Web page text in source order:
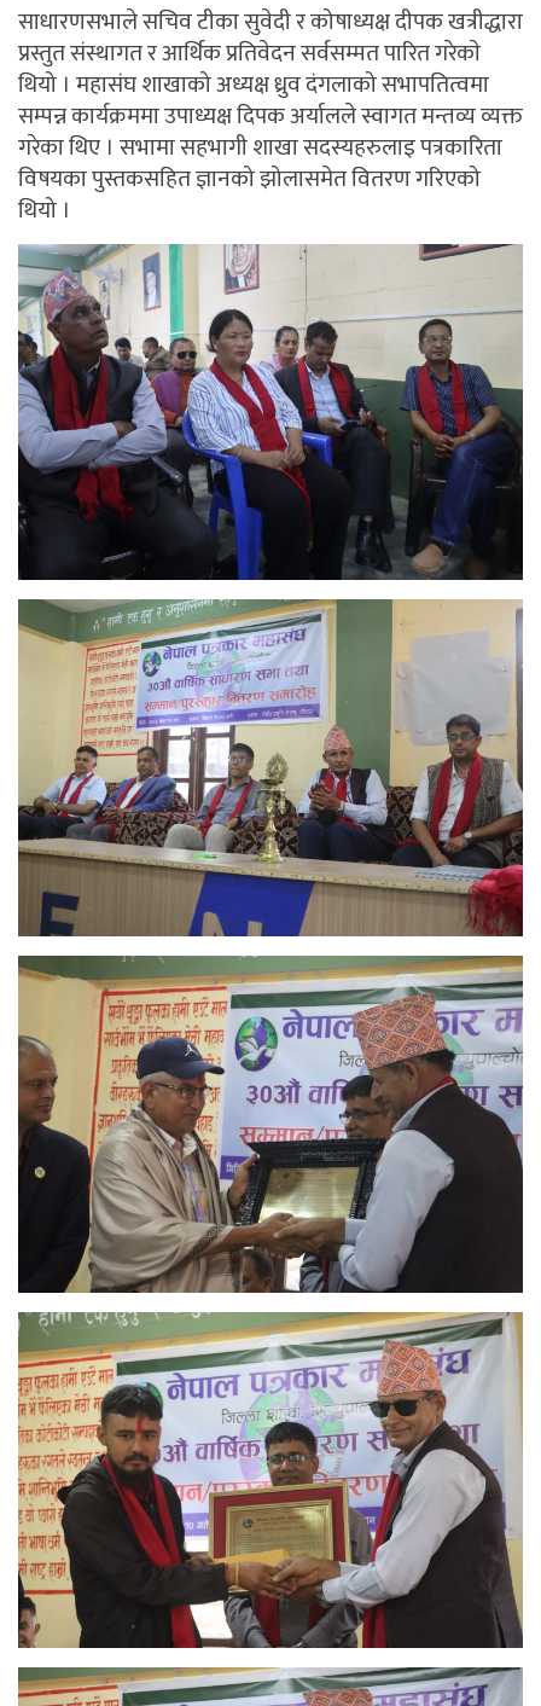
साधारणसभाले सचिव टीका सुवेदी र कोषाध्यक्ष दीपक खत्रीद्धारा
प्रस्तुत संस्थागत र आर्थिक प्रतिवेदन सर्वसम्मत पारित गरेकाे
थियो । महासंघ शाखाको अध्यक्ष ध्रुव दंगलाको सभापतित्वमा
सम्पन्न कार्यक्रममा उपाध्यक्ष दिपक अर्यालले स्वागत मन्तव्य व्यक्त
गरेका थिए । सभामा सहभागी शाखा सदस्यहरुलाइ पत्रकारिता
विषयका पुस्तकसहित ज्ञानको झोलासमेत वितरण गरिएको
थियो ।